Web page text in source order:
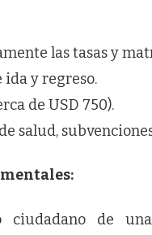
las tasas y
ida y regreso.
de USD 750).
salud,
ciudadano de